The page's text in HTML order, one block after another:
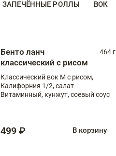
ЗАПЕЧЁННЫЕ РОЛЛЫ ВОК
Бенто ланч
классический с рисом
464 г
Классический вок М с рисом,
Калифорния 1/2, салат
Витаминный, кунжут, соевый соус
499 ₽ В корзину